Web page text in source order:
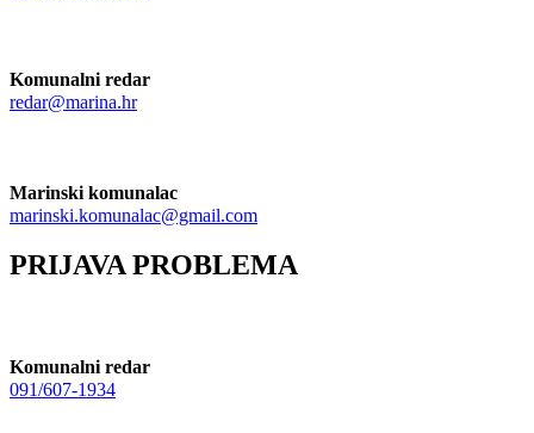
Komunalni redar
redar@marina.hr
Marinski komunalac
marinski.komunalac@gmail.com
PRIJAVA PROBLEMA
Komunalni redar
091/607-1934